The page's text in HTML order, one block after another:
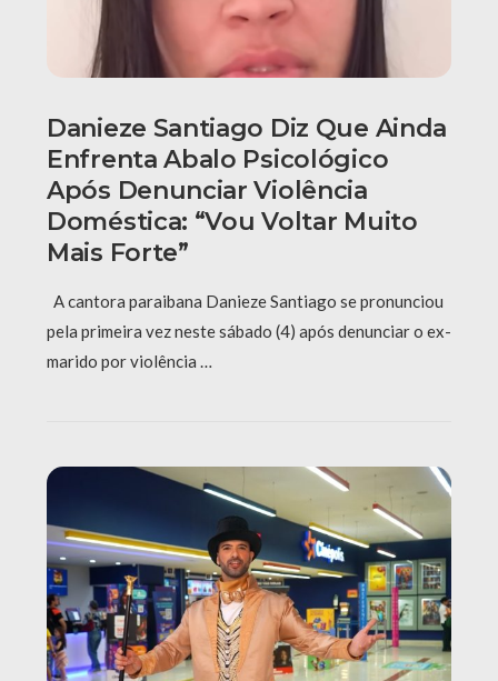
Danieze Santiago Diz Que Ainda
Enfrenta Abalo Psicológico
Após Denunciar Violência
Doméstica: “Vou Voltar Muito
Mais Forte”
A cantora paraibana Danieze Santiago se pronunciou
pela primeira vez neste sábado (4) após denunciar o ex-
marido por violência …